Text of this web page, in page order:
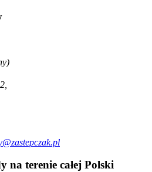
na terenie całej Polski